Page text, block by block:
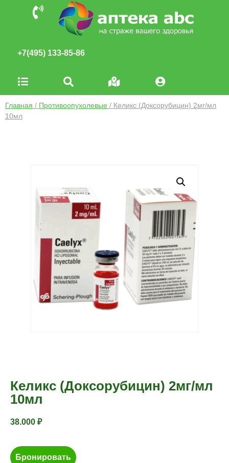
+7(495) 133-85-86
Главная / Противоопухолевые / Келикс (Доксорубицин) 2мг/мл
10мл
Келикс (Доксорубицин) 2мг/мл
10мл
38.000 ₽
Бронировать